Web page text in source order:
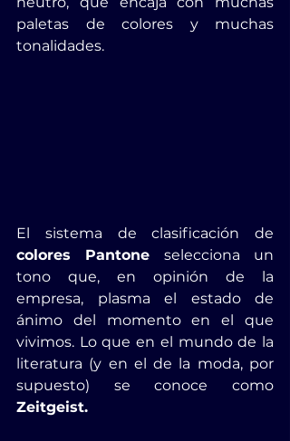
paletas de colores y muchas
tonalidades.
colores Pantone selecciona un
tono que, en opinión de la
empresa, plasma el estado de
ánimo del momento en el que
vivimos. Lo que en el mundo de la
literatura (y en el de la moda, por
Zeitgeist.